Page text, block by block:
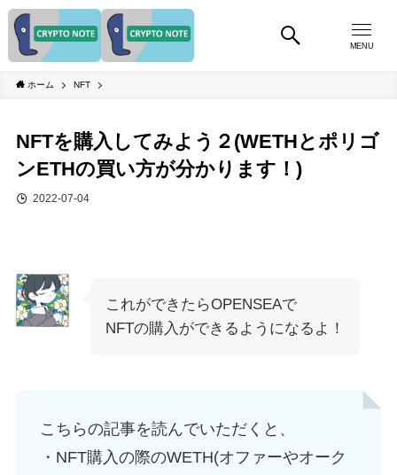
MENU
ホーム NFT
NFTを購入してみよう２(WETHとポリゴ
ンETHの買い方が分かります！)
2022-07-04
これができたらOPENSEAで
NFTの購入ができるようになるよ！
こちらの記事を読んでいただくと、
・NFT購入の際のWETH(オファーやオーク